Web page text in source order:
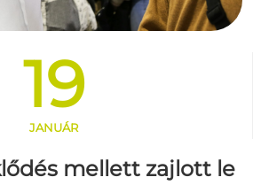
19
JANUÁR
mellett zajlott le